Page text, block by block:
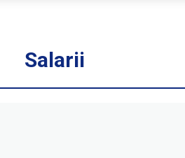
Salarii